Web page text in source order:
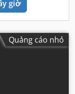
giờ
Quảng cáo nhỏ